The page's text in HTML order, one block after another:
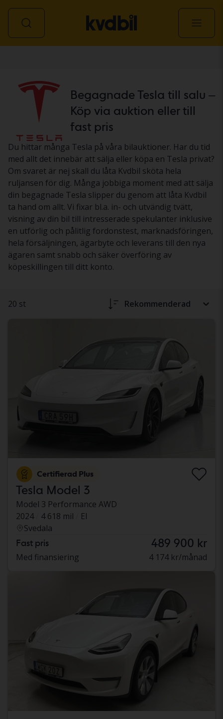
Begagnade Tesla till salu –
Köp via auktion eller till
fast pris
Du hittar många Tesla på våra bilauktioner. Har du tid
med allt det innebär att sälja eller köpa en Tesla privat?
Om svaret är nej skall du låta Kvdbil sköta hela
ruljansen för dig. Många jobbiga moment med att sälja
din begagnade Tesla slipper du genom att låta Kvdbil
ta hand om allt. Vi fixar bl.a. in- och utvändig tvätt,
visning av din bil till intresserade spekulanter inklusive
en utförlig och pålitlig fordonstest, marknadsföringen,
hela försäljningen, ägarbyte och leverans till den nya
ägaren samt snabb och säker överföring av
köpeskillingen till ditt konto.
20 st Rekommenderad
Certifierad Plus
Tesla Model 3
Model 3 Performance AWD
2024
4 618 mil
El
Svedala
Fast pris 489 900 kr
Med finansiering 4 174 kr/månad